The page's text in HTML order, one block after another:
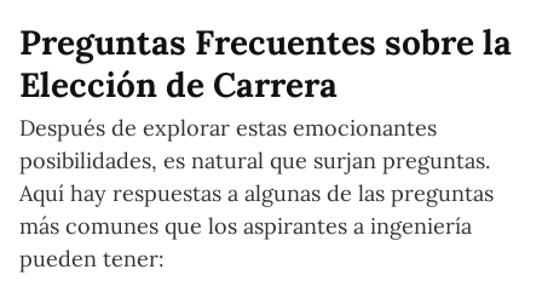
Preguntas Frecuentes sobre la
Elección de Carrera
Después de explorar estas emocionantes
posibilidades, es natural que surjan preguntas.
Aquí hay respuestas a algunas de las preguntas
más comunes que los aspirantes a ingeniería
pueden tener: